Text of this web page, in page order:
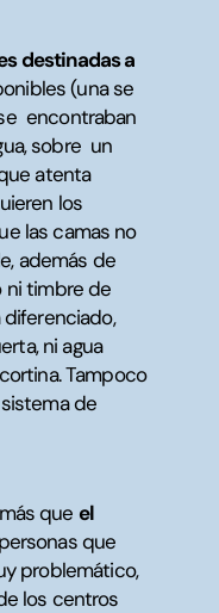
destinadas a
(una se
encontraban
sobre un
atenta
los
las camas no
además de
ni timbre de
diferenciado,
ni agua
Tampoco
de
que el
que
problemático,
los centros